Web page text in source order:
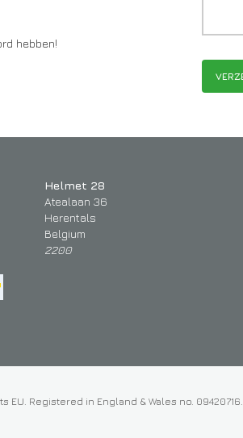
hebben!
Helmet 28
Atealaan 36
Herentals
Belgium
2200
Registered in England & Wales no. 09420716.